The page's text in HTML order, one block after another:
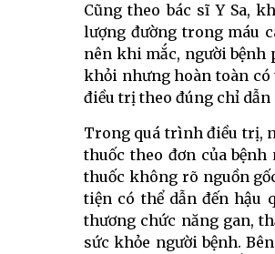
Cũng theo bác sĩ Y Sa,
lượng đường trong máu
nên khi mắc, người bệnh
khỏi nhưng hoàn toàn có
điều trị theo đúng chỉ dẫn
Trong quá trình điều trị,
thuốc theo đơn của
thuốc không rõ nguồn
tiện có thể dẫn đến hậu
thương chức năng gan,
sức khỏe người bệnh.